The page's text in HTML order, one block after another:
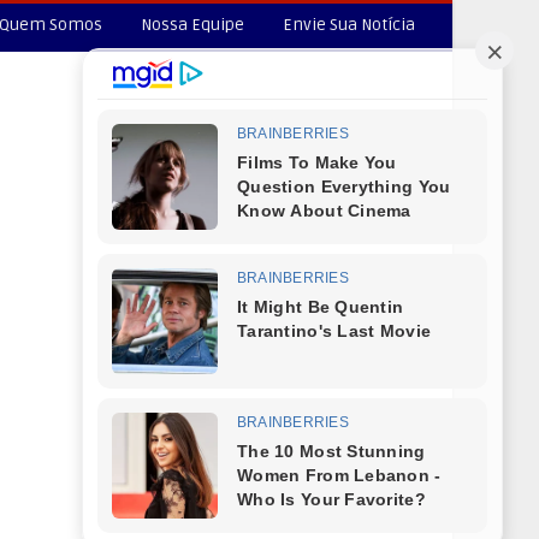
Quem Somos Nossa Equipe Envie Sua Notícia